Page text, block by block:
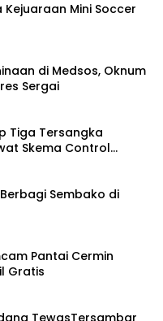
Mini Soccer
di Medsos, Oknum
Sergai
Tiga Tersangka
Skema Control
Sembako di
Pantai Cermin
Gratis